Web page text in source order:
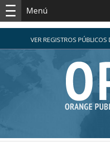
Menú
VER REGISTROS